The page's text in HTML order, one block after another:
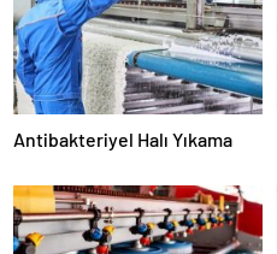
Antibakteriyel Halı Yıkama